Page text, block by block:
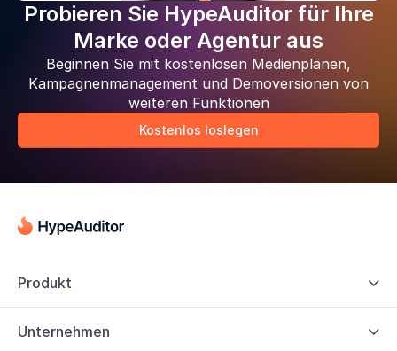
Probieren Sie HypeAuditor für Ihre
Marke oder Agentur aus
Beginnen Sie mit kostenlosen Medienplänen,
Kampagnenmanagement und Demoversionen von
weiteren Funktionen
Kostenlos loslegen
Produkt 
Unternehmen 